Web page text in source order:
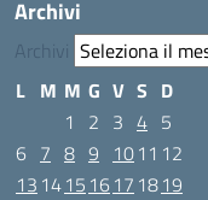
Archivi
Archivi
L M M G V S D
1
2 3 4 5
6 7 8 9 1011 12
13 1415 1617 1819